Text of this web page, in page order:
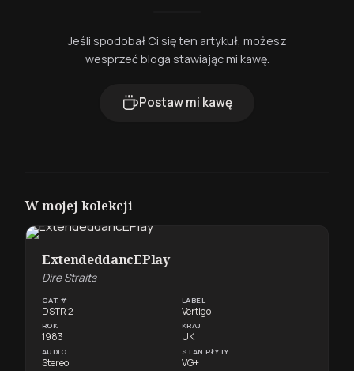
Jeśli spodobał Ci się ten artykuł, możesz
wesprzeć bloga stawiając mi kawę.
Postaw mi kawę
W mojej kolekcji
ExtendeddancEPlay
Dire Straits
CAT.#
DSTR 2
LABEL
Vertigo
ROK
1983
KRAJ
UK
AUDIO
Stereo
STAN PŁYTY
VG+